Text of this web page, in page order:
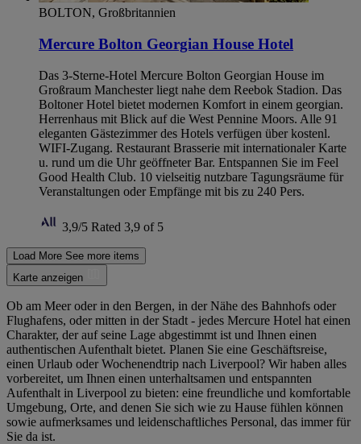
BOLTON, Großbritannien
Mercure Bolton Georgian House Hotel
Das 3-Sterne-Hotel Mercure Bolton Georgian House im
Großraum Manchester liegt nahe dem Reebok Stadion. Das
Boltoner Hotel bietet modernen Komfort in einem georgian.
Herrenhaus mit Blick auf die West Pennine Moors. Alle 91
eleganten Gästezimmer des Hotels verfügen über kostenl.
WIFI-Zugang. Restaurant Brasserie mit internationaler Karte
u. rund um die Uhr geöffneter Bar. Entspannen Sie im Feel
Good Health Club. 10 vielseitig nutzbare Tagungsräume für
Veranstaltungen oder Empfänge mit bis zu 240 Pers.
3,9/5 Rated 3,9 of 5
Load More See more items
Karte anzeigen
Ob am Meer oder in den Bergen, in der Nähe des Bahnhofs oder
Flughafens, oder mitten in der Stadt - jedes Mercure Hotel hat einen
Charakter, der auf seine Lage abgestimmt ist und Ihnen einen
authentischen Aufenthalt bietet. Planen Sie eine Geschäftsreise,
einen Urlaub oder Wochenendtrip nach Liverpool? Wir haben alles
vorbereitet, um Ihnen einen unterhaltsamen und entspannten
Aufenthalt in Liverpool zu bieten: eine freundliche und komfortable
Umgebung, Orte, and denen Sie sich wie zu Hause fühlen können
sowie aufmerksames und leidenschaftliches Personal, das immer für
Sie da ist.